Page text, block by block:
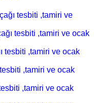
tesbiti ,tamiri ve
tesbiti ,tamiri ve ocak
tesbiti ,tamiri ve ocak
,tamiri ve ocak
,tamiri ve ocak